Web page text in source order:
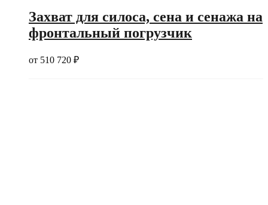
Захват для силоса, сена и сенажа на
фронтальный погрузчик
от 510 720 ₽